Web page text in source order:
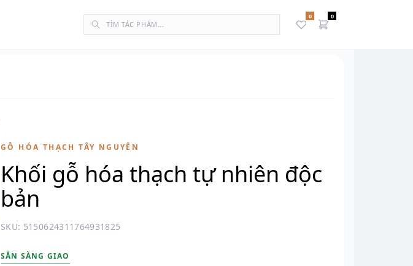
0 0
GỖ HÓA THẠCH TÂY NGUYÊN
Khối gỗ hóa thạch tự nhiên độc
bản
SKU: 5150624311764931825
SẴN SÀNG GIAO